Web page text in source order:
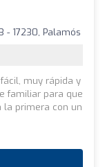
- 17230, Palamós
muy rápida y
familiar para que
la primera con un